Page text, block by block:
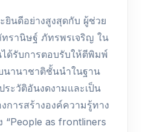
นดีอย่างสูงสุดกับ ผู้ช่วย
รานิษฐ์ ภัทรพรเจริญ ใน
ด้รับการตอบรับให้ตีพิมพ์
นานาชาติชั้นนำในฐาน
ระวัติอันงดงามและเป็น
การสร้างองค์ความรู้ทาง
“People as frontliners